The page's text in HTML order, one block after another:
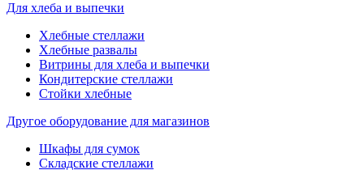
Для хлеба и выпечки
Хлебные стеллажи
Хлебные развалы
Витрины для хлеба и выпечки
Кондитерские стеллажи
Стойки хлебные
Другое оборудование для магазинов
Шкафы для сумок
Складские стеллажи